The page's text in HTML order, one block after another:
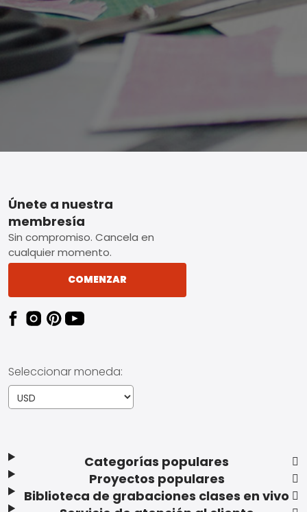
Footer
Categorías populares
Proyectos populares
Biblioteca de grabaciones clases en vivo
Únete a nuestra
membresía
Sin compromiso. Cancela en
cualquier momento.
COMENZAR
Seleccionar moneda: